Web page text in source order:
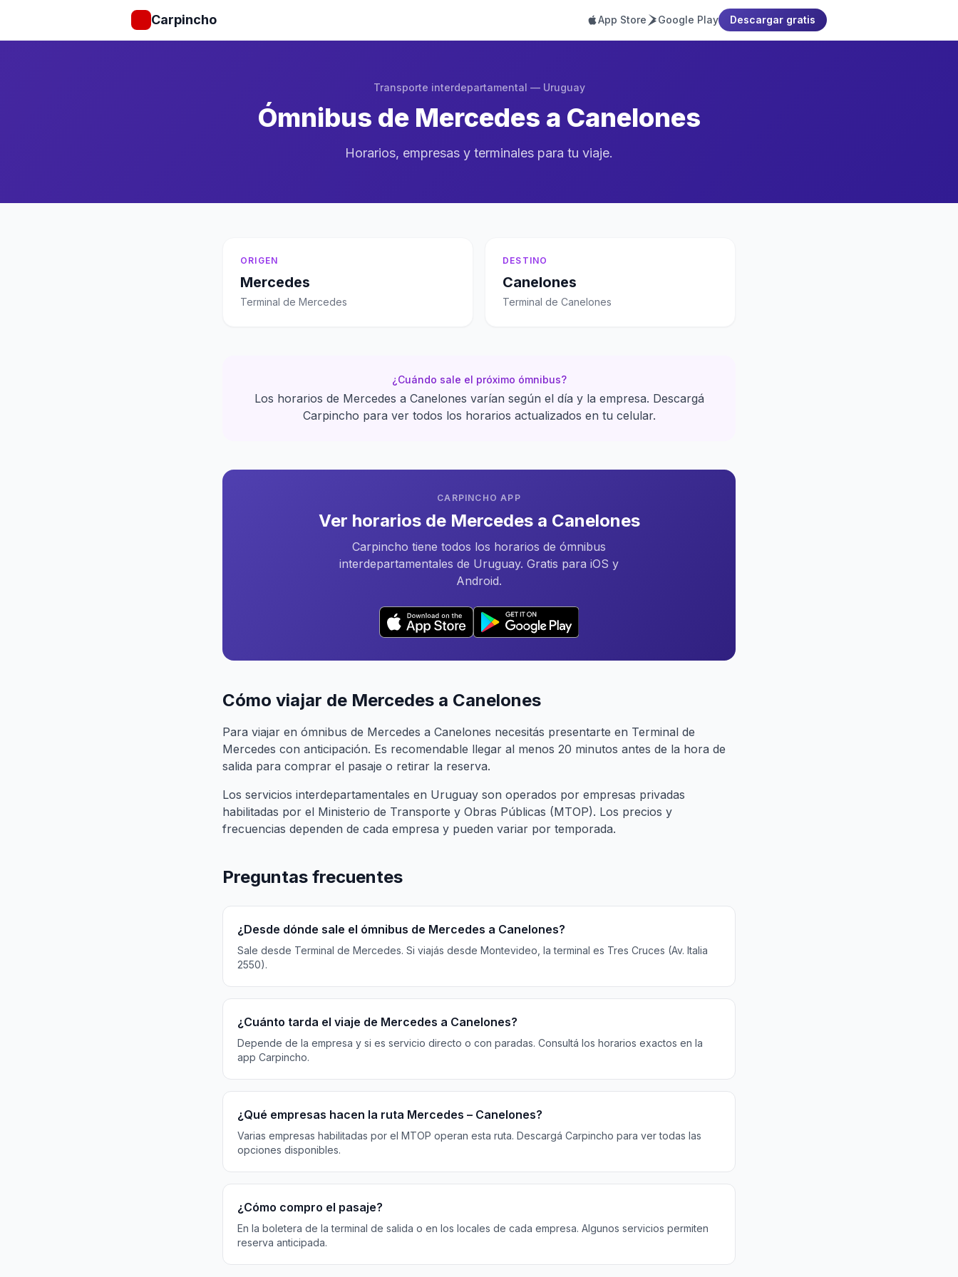
Carpincho App Store Google Play Descargar gratis
Transporte interdepartamental — Uruguay
Ómnibus de Mercedes a Canelones
Horarios, empresas y terminales para tu viaje.
ORIGEN
Mercedes
Terminal de Mercedes
DESTINO
Canelones
Terminal de Canelones
¿Cuándo sale el próximo ómnibus?
Los horarios de Mercedes a Canelones varían según el día y la empresa. Descargá
Carpincho para ver todos los horarios actualizados en tu celular.
CARPINCHO APP
Ver horarios de Mercedes a Canelones
Carpincho tiene todos los horarios de ómnibus
interdepartamentales de Uruguay. Gratis para iOS y
Android.
Cómo viajar de Mercedes a Canelones
Para viajar en ómnibus de Mercedes a Canelones necesitás presentarte en Terminal de
Mercedes con anticipación. Es recomendable llegar al menos 20 minutos antes de la hora de
salida para comprar el pasaje o retirar la reserva.
Los servicios interdepartamentales en Uruguay son operados por empresas privadas
habilitadas por el Ministerio de Transporte y Obras Públicas (MTOP). Los precios y
frecuencias dependen de cada empresa y pueden variar por temporada.
Preguntas frecuentes
¿Desde dónde sale el ómnibus de Mercedes a Canelones?
Sale desde Terminal de Mercedes. Si viajás desde Montevideo, la terminal es Tres Cruces (Av. Italia
2550).
¿Cuánto tarda el viaje de Mercedes a Canelones?
Depende de la empresa y si es servicio directo o con paradas. Consultá los horarios exactos en la
app Carpincho.
¿Qué empresas hacen la ruta Mercedes – Canelones?
Varias empresas habilitadas por el MTOP operan esta ruta. Descargá Carpincho para ver todas las
opciones disponibles.
¿Cómo compro el pasaje?
En la boletera de la terminal de salida o en los locales de cada empresa. Algunos servicios permiten
reserva anticipada.